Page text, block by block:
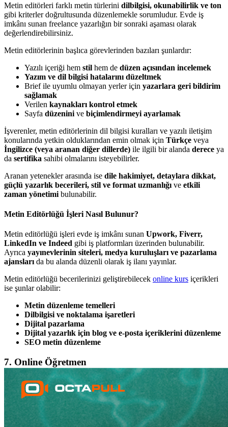
Metin editörleri farklı metin türlerini dilbilgisi, okunabilirlik ve ton
gibi kriterler doğrultusunda düzenlemekle sorumludur. Evde iş
imkânı sunan freelance yazarlığın bir sonraki aşaması olarak
değerlendirebilirsiniz.
Metin editörlerinin başlıca görevlerinden bazıları şunlardır:
Yazılı içeriği hem stil hem de düzen açısından incelemek
Yazım ve dil bilgisi hatalarını düzeltmek
Brief ile uyumlu olmayan yerler için yazarlara geri bildirim
sağlamak
Verilen kaynakları kontrol etmek
Sayfa düzenini ve biçimlendirmeyi ayarlamak
İşverenler, metin editörlerinin dil bilgisi kuralları ve yazılı iletişim
konularında yetkin olduklarından emin olmak için Türkçe veya
İngilizce (veya aranan diğer dillerde) ile ilgili bir alanda derece ya
da sertifika sahibi olmalarını isteyebilirler.
Aranan yetenekler arasında ise dile hakimiyet, detaylara dikkat,
güçlü yazarlık becerileri, stil ve format uzmanlığı ve etkili
zaman yönetimi bulunabilir.
Metin Editörlüğü İşleri Nasıl Bulunur?
Metin editörlüğü işleri evde iş imkânı sunan Upwork, Fiverr,
LinkedIn ve Indeed gibi iş platformları üzerinden bulunabilir.
Ayrıca yayınevlerinin siteleri, medya kuruluşları ve pazarlama
ajanslarıda bu alanda düzenli olarak iş ilanı yayınlar.
Metin editörlüğü becerilerinizi geliştirebilecek online kurs içerikleri
ise şunlar olabilir:
Metin düzenleme temelleri
Dilbilgisi ve noktalama işaretleri
Dijital pazarlama
Dijital yazarlık için blog ve e-posta içeriklerini düzenleme
SEO metin düzenleme
7. Online Öğretmen